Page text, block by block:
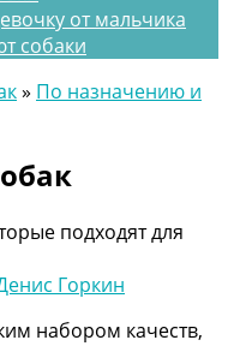
от мальчика
собаки
» По назначению и
подходят для
Горкин
набором качеств,